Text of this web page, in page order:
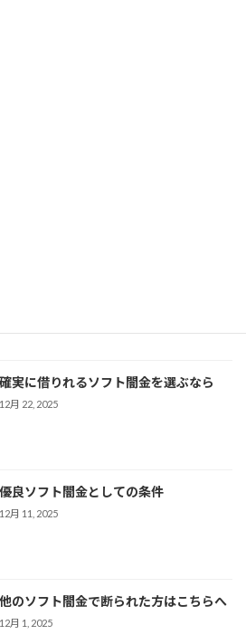
確実に借りれるソフト闇金を選ぶなら
12月 22, 2025
優良ソフト闇金としての条件
12月 11, 2025
他のソフト闇金で断られた方はこちらへ
12月 1, 2025